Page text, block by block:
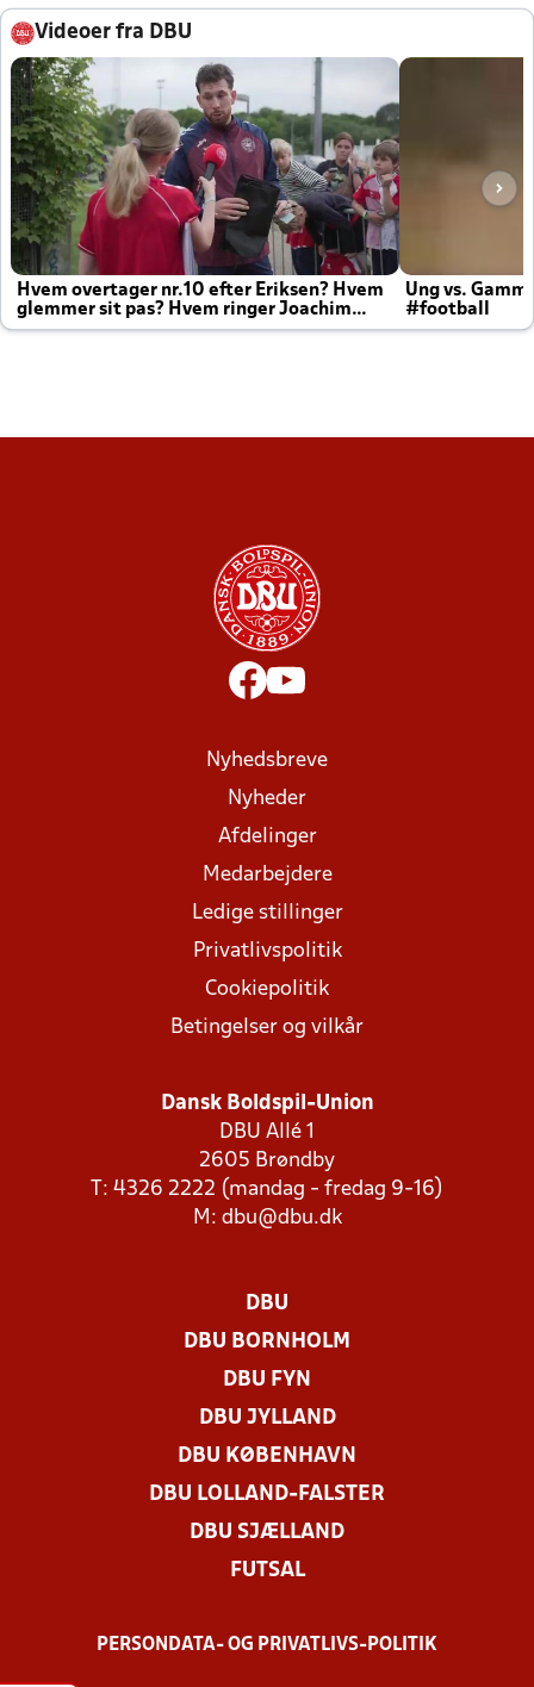
Videoer fra DBU
Hvem overtager nr.10 efter Eriksen? Hvem
glemmer sit pas? Hvem ringer Joachim
altid til efter kampe?
Ung vs.
#football
Nyhedsbreve
Nyheder
Afdelinger
Medarbejdere
Ledige stillinger
Privatlivspolitik
Cookiepolitik
Betingelser og vilkår
Dansk Boldspil-Union
DBU Allé 1
2605 Brøndby
T: 4326 2222 (mandag - fredag 9-16)
M: dbu@dbu.dk
DBU
DBU BORNHOLM
DBU FYN
DBU JYLLAND
DBU KØBENHAVN
DBU LOLLAND-FALSTER
DBU SJÆLLAND
FUTSAL
PERSONDATA- OG PRIVATLIVS-POLITIK